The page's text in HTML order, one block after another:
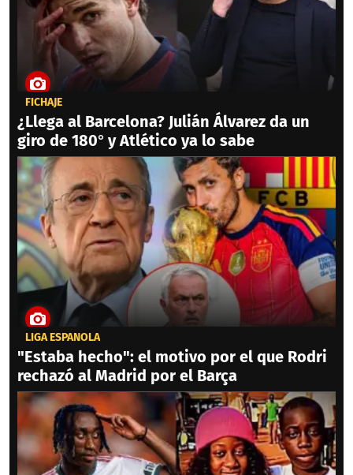
FICHAJE
¿Llega al Barcelona? Julián Álvarez da un
giro de 180° y Atlético ya lo sabe
LIGA ESPAÑOLA
"Estaba hecho": el motivo por el que Rodri
rechazó al Madrid por el Barça